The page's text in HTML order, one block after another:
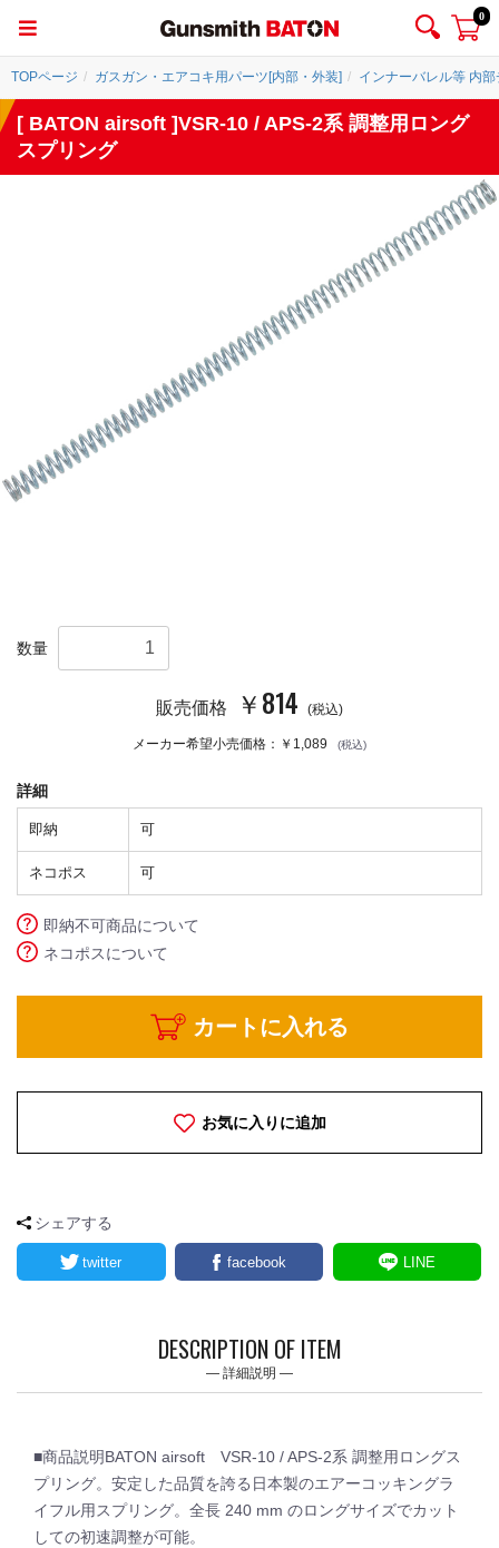
0
TOPページ ガスガン・エアコキ用パーツ[内部・外装] インナーバレル等 内
[ BATON airsoft ]VSR-10 / APS-2系 調整用ロング
スプリング
数量
販売価格 ￥814 (税込)
メーカー希望小売価格：￥1,089 (税込)
詳細
即納 可
ネコポス 可
即納不可商品について
ネコポスについて
カートに入れる
お気に入りに追加
シェアする
twitter facebook LINE
DESCRIPTION OF ITEM
詳細説明
■商品説明BATON airsoft VSR-10 / APS-2系 調整用ロングス
プリング。安定した品質を誇る日本製のエアーコッキングラ
イフル用スプリング。全長 240 mm のロングサイズでカット
しての初速調整が可能。